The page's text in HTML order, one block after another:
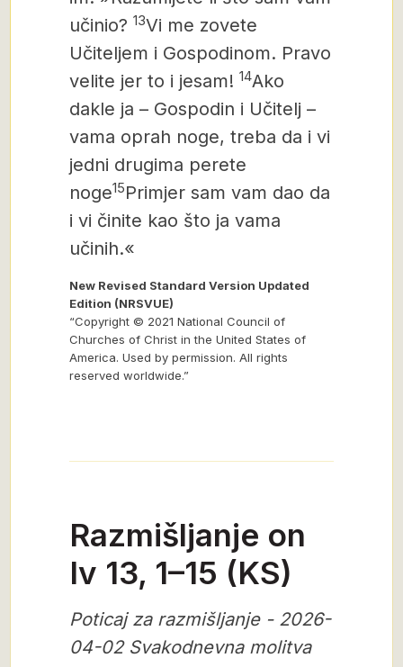
učinio? 13Vi me zovete
Učiteljem i Gospodinom. Pravo
velite jer to i jesam! 14Ako
dakle ja – Gospodin i Učitelj –
vama oprah noge, treba da i vi
jedni drugima perete
noge15Primjer sam vam dao da
i vi činite kao što ja vama
učinih.«
New Revised Standard Version Updated
Edition (NRSVUE)
“Copyright © 2021 National Council of
Churches of Christ in the United States of
America. Used by permission. All rights
reserved worldwide.”
Razmišljanje on
Iv 13, 1–15 (KS)
Poticaj za razmišljanje - 2026-
04-02 Svakodnevna molitva